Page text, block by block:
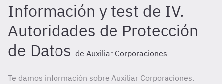
Información y test de IV.
Autoridades de Protección
de Datos de Auxiliar Corporaciones
Te damos información sobre Auxiliar Corporaciones.